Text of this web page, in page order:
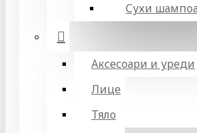
Сухи
Аксесоари и уреди
Лице
Тяло